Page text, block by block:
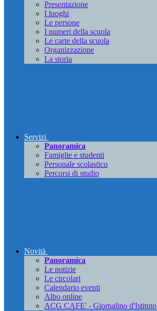
Presentazione
I luoghi
Le persone
I numeri della scuola
Le carte della scuola
Organizzazione
La storia
Servizi
Panoramica
Famiglie e studenti
Personale scolastico
Percorsi di studio
Novità
Panoramica
Le notizie
Le circolari
Calendario eventi
Albo online
ACG CAFE' - Giornalino d'Istituto